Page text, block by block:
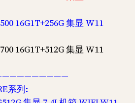
16G1T+256G 集显 W11
16G1T+512G 集显 W11
系列: